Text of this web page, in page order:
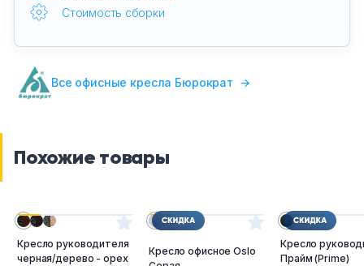
Стоимость сборки
Все офисные кресла Бюрократ →
Похожие товары
Кресло руководителя
черная/дерево - орех
Кресло офисное Oslo
Кресло
Прайм (Prime)